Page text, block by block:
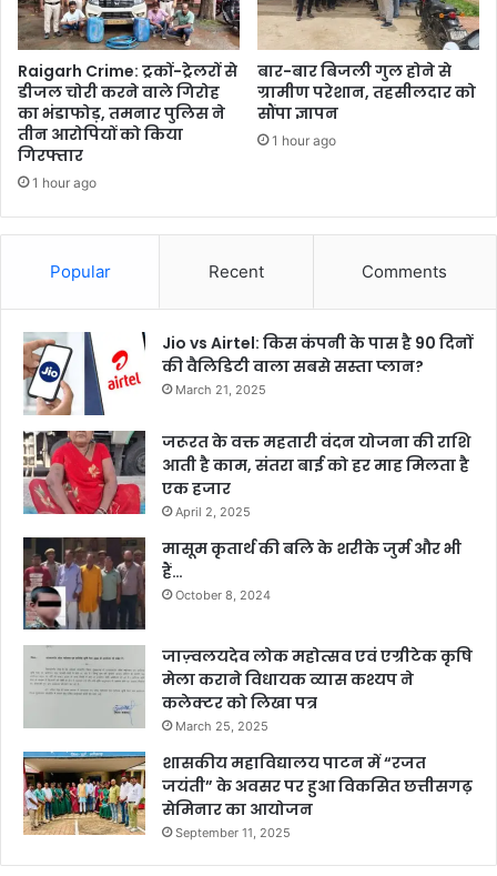
Raigarh Crime: ट्रकों-ट्रेलरों से
डीजल चोरी करने वाले गिरोह
का भंडाफोड़, तमनार पुलिस ने
तीन आरोपियों को किया
गिरफ्तार
1 hour ago
बार-बार बिजली गुल होने से
ग्रामीण परेशान, तहसीलदार को
सौंपा ज्ञापन
1 hour ago
Popular Recent Comments
Jio vs Airtel: किस कंपनी के पास है 90 दिनों
की वैलिडिटी वाला सबसे सस्ता प्लान?
March 21, 2025
जरूरत के वक्त महतारी वंदन योजना की राशि
आती है काम, संतरा बाई को हर माह मिलता है
एक हजार
April 2, 2025
मासूम कृतार्थ की बलि के शरीके जुर्म और भी
हैं…
October 8, 2024
जाज़्वलयदेव लोक महोत्सव एवं एग्रीटेक कृषि
मेला कराने विधायक व्यास कश्यप ने
कलेक्टर को लिखा पत्र
March 25, 2025
शासकीय महाविद्यालय पाटन में “रजत
जयंती” के अवसर पर हुआ विकसित छत्तीसगढ़
सेमिनार का आयोजन
September 11, 2025